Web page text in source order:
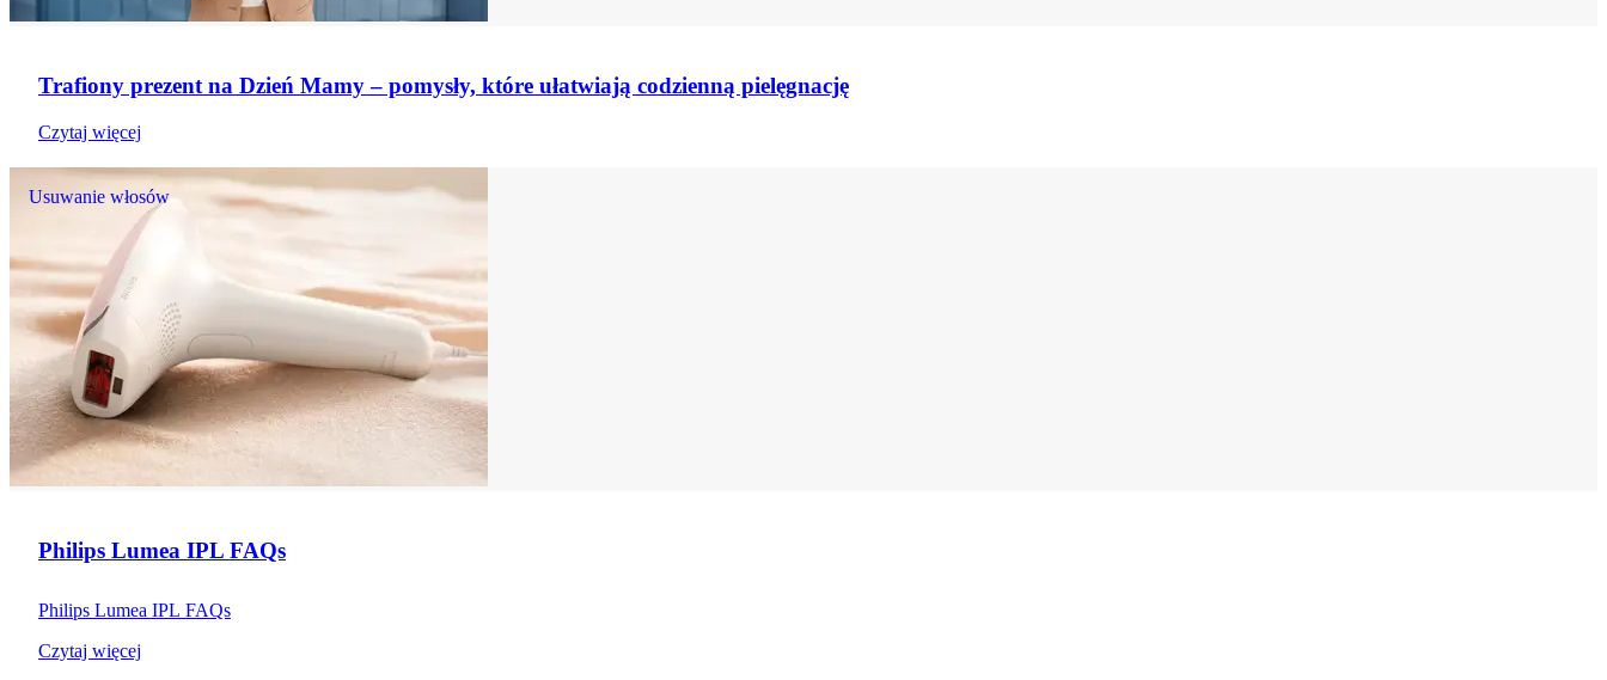
Trafiony prezent na Dzień Mamy – pomysły, które ułatwiają codzienną pielęgnację
Czytaj więcej
Usuwanie włosów
Philips Lumea IPL FAQs
Philips Lumea IPL FAQs
Czytaj więcej